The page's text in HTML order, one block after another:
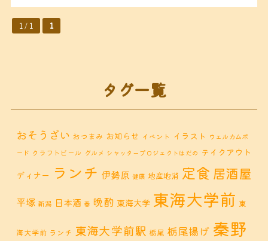
1 / 1 1
タグ一覧
おそうざい おつまみ お知らせ イベント イラスト ウェルカムボ
ード クラフトビール グルメ シャッタープロジェクトはだの テイクアウト
ディナー ランチ 伊勢原 健康 地産地消 定食 居酒屋
平塚 新潟 日本酒 春 晩酌 東海大学 東海大学前 東
海大学前 ランチ 東海大学前駅 栃尾 栃尾揚げ 秦野